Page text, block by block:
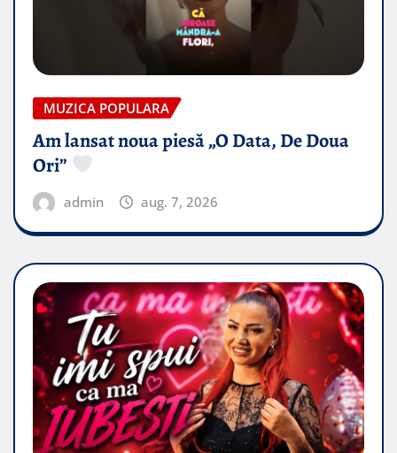
MUZICA POPULARA
Am lansat noua piesă „O Data, De Doua
Ori”
admin aug. 7, 2026